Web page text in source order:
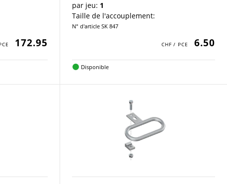
172.95
par jeu: 1
Taille de l'accouplement:
N° d'article SK 847
6.50
Disponible